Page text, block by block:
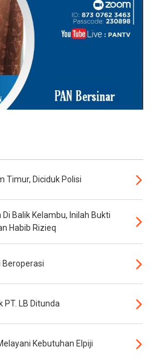
Timur, Diciduk Polisi
Balik Kelambu, Inilah Bukti
Habib Rizieq
Beroperasi
PT. LB Ditunda
Kebutuhan Elpiji